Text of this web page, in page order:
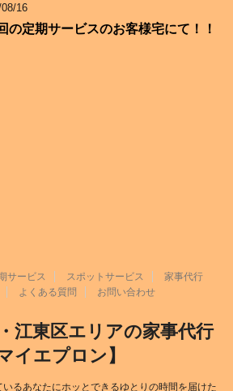
16
の定期サービスのお客様宅にて！！
サービス スポットサービス
家事代行
よくある質問 お問い合わせ
江東区エリアの家事代行
マイエプロン】
るあなたにホッとできるゆとりの時間を届けた